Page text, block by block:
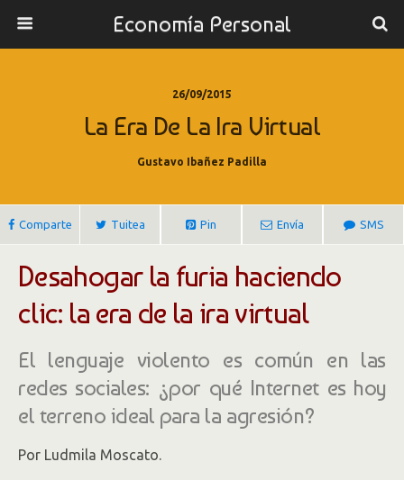
Economía Personal
26/09/2015
La Era De La Ira Virtual
Gustavo Ibañez Padilla
Comparte Tuitea Pin Envía SMS
Desahogar la furia haciendo
clic: la era de la ira virtual
El lenguaje violento es común en las
redes sociales: ¿por qué Internet es hoy
el terreno ideal para la agresión?
Por Ludmila Moscato.